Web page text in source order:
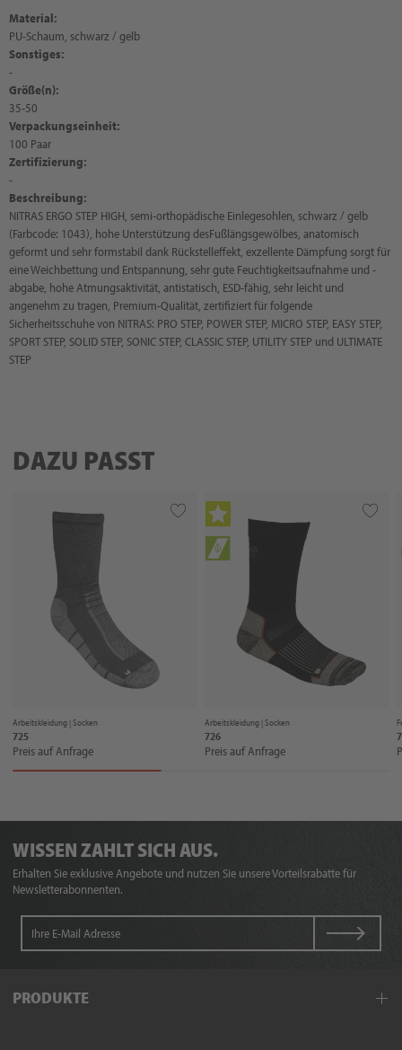
Material:
PU-Schaum, schwarz / gelb
Sonstiges:
-
Größe(n):
35-50
Verpackungseinheit:
100 Paar
Zertifizierung:
-
Beschreibung:
NITRAS ERGO STEP HIGH, semi-orthopädische Einlegesohlen, schwarz / gelb
(Farbcode: 1043), hohe Unterstützung desFußlängsgewölbes, anatomisch
geformt und sehr formstabil dank Rückstelleffekt, exzellente Dämpfung sorgt für
eine Weichbettung und Entspannung, sehr gute Feuchtigkeitsaufnahme und -
abgabe, hohe Atmungsaktivität, antistatisch, ESD-fähig, sehr leicht und
angenehm zu tragen, Premium-Qualität, zertifiziert für folgende
Sicherheitsschuhe von NITRAS: PRO STEP, POWER STEP, MICRO STEP, EASY STEP,
SPORT STEP, SOLID STEP, SONIC STEP, CLASSIC STEP, UTILITY STEP und ULTIMATE
STEP
DAZU PASST
Arbeitskleidung |Socken
725
Preis auf Anfrage
Arbeitskleidung |Socken
726
Preis auf Anfrage
WISSEN ZAHLT SICH AUS.
Erhalten Sie exklusive Angebote und nutzen Sie unsere Vorteilsrabatte für
Newsletterabonnenten.
PRODUKTE